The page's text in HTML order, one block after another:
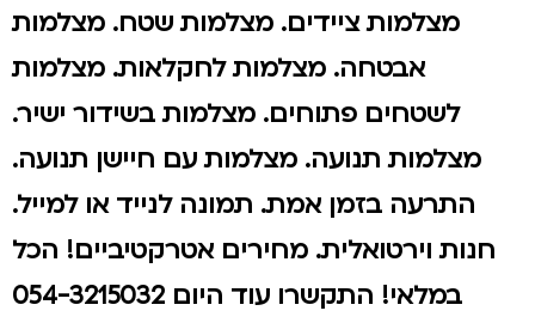
מצלמות ציידים. מצלמות שטח. מצלמות
אבטחה. מצלמות לחקלאות. מצלמות
לשטחים פתוחים. מצלמות בשידור ישיר.
מצלמות תנועה. מצלמות עם חיישן תנועה.
התרעה בזמן אמת. תמונה לנייד או למייל.
חנות וירטואלית. מחירים אטרקטיביים! הכל
במלאי! התקשרו עוד היום 054-3215032